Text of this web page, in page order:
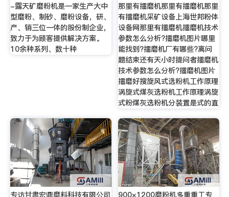
-露天矿磨粉机是一家生产大中
型磨粉、制砂、磨粉设备，研、
产、销三位一体的股份制企业，
致力于为顾客提供解决方案。
10余种系列、数十种
那里有擂磨机那里有擂磨机那里
有擂磨机采矿设备上海世邦粉体
设备网那里有擂磨机擂磨机技术
参数怎么分析?擂磨机图片哪里
能找到?擂磨机厂有哪些?离问
题结束还有天小时提问者擂磨机
技术参数怎么分析?擂磨机图片
擂磨好搜旋风式选粉机工作原理
涡旋式煤灰选粉机工作原理涡旋
式粉煤灰选粉机分装置是式的直
专访甘肃宏鼎磨料科技有限公司
900×1200磨粉机多重重工专